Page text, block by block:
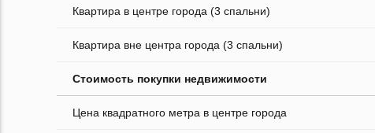
Квартира в центре города (3 спальни)
Квартира вне центра города (3 спальни)
Стоимость покупки недвижимости
Цена квадратного метра в центре города